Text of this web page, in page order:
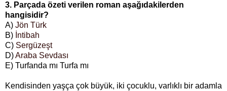
3. Parçada özeti verilen roman aşağıdakilerden
hangisidir?
A) Jön Türk
B) İntibah
C) Sergüzeşt
D)Araba Sevdası
E) Turfanda mı Turfa mı
Kendisinden yaşça çok büyük, iki çocuklu, varlıklı bir adamla